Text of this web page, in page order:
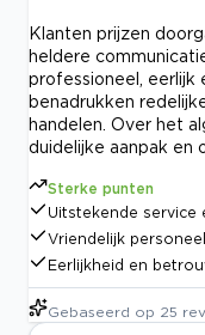
Klanten prijzen
heldere
professioneel, eerlijk
benadrukken
handelen. Over het
duidelijke aanpak en
Sterke punten
Uitstekende service
Vriendelijk
Eerlijkheid en
Gebaseerd op 25